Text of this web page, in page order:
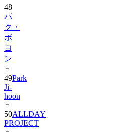
48
パ
ク・
ボ
ヨ
ン
49Park
Ji-
hoon
50ALLDAY
PROJECT